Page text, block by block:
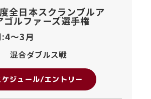
全日本スクランブルア
ゴルファーズ選手権
:4〜3月
混合ダブルス戦
ケジュール/エントリー